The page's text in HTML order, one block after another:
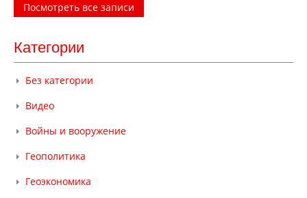
Посмотреть все записи
Категории
Без категории
Видео
Войны и вооружение
Геополитика
Геоэкономика